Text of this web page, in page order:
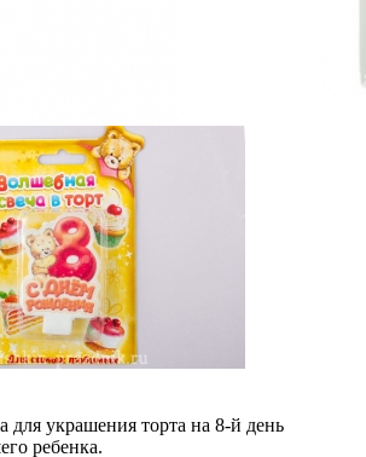
для украшения торта на 8-й день
ребенка.